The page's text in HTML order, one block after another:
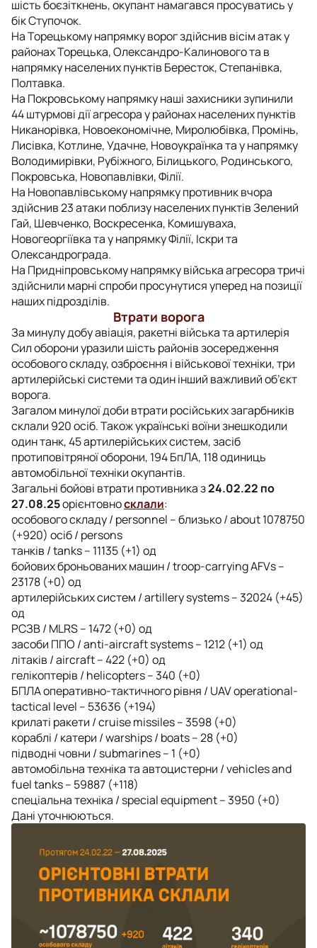
шість боєзіткнень, окупант намагався просуватись у
бік Ступочок.
На Торецькому напрямку ворог здійснив вісім атак у
районах Торецька, Олександро-Калинового та в
напрямку населених пунктів Бересток, Степанівка,
Полтавка.
На Покровському напрямку наші захисники зупинили
44 штурмові дії агресора у районах населених пунктів
Никанорівка, Новоекономічне, Миролюбівка, Промінь,
Лисівка, Котлине, Удачне, Новоукраїнка та у напрямку
Володимирівки, Рубіжного, Білицького, Родинського,
Покровська, Новопавлівки, Філії.
На Новопавлівському напрямку противник вчора
здійснив 23 атаки поблизу населених пунктів Зелений
Гай, Шевченко, Воскресенка, Комишуваха,
Новогеоргіївка та у напрямку Філії, Іскри та
Олександрограда.
На Придніпровському напрямку війська агресора тричі
здійснили марні спроби просунутися уперед на позиції
наших підрозділів.
Втрати ворога
За минулу добу авіація, ракетні війська та артилерія
Сил оборони уразили шість районів зосередження
особового складу, озброєння і військової техніки, три
артилерійські системи та один інший важливий об’єкт
ворога.
Загалом минулої доби втрати російських загарбників
склали 920 осіб. Також українські воїни знешкодили
один танк, 45 артилерійських систем, засіб
протиповітряної оборони, 194 БпЛА, 118 одиниць
автомобільної техніки окупантів.
Загальні бойові втрати противника з24.02.22 по
27.08.25орієнтовносклали:
особового складу / personnel – близько / about 1078750
(+920) осіб / persons
танків / tanks – 11135 (+1) од
бойових броньованих машин / troop-carrying AFVs –
23178 (+0) од
артилерійських систем / artillery systems – 32024 (+45)
од
РСЗВ / MLRS – 1472 (+0) од
засоби ППО / anti-aircraft systems – 1212 (+1) од
літаків / aircraft – 422 (+0) од
гелікоптерів / helicopters – 340 (+0)
БПЛА оперативно-тактичного рівня / UAV operational-
tactical level – 53636 (+194)
крилаті ракети / cruise missiles – 3598 (+0)
кораблі / катери / warships / boats – 28 (+0)
підводні човни / submarines – 1 (+0)
автомобільна техніка та автоцистерни / vehicles and
fuel tanks – 59887 (+118)
спеціальна техніка / special equipment – 3950 (+0)
Дані уточнюються.